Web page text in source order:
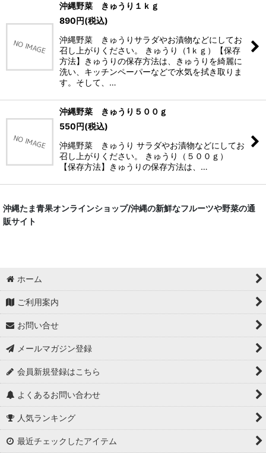
沖縄野菜 きゅうり１ｋｇ
890円(税込)
沖縄野菜 きゅうりサラダやお漬物などにしてお
召し上がりください。 きゅうり（1ｋｇ）【保存
方法】きゅうりの保存方法は、きゅうりを綺麗に
洗い、キッチンペーパーなどで水気を拭き取りま
す。そして、…
沖縄野菜 きゅうり５００ｇ
550円(税込)
沖縄野菜 きゅうり サラダやお漬物などにしてお
召し上がりください。 きゅうり（５００ｇ）
【保存方法】きゅうりの保存方法は、…
沖縄たま青果オンラインショップ/沖縄の新鮮なフルーツや野菜の通
販サイト
ホーム
ご利用案内
お問い合せ
メールマガジン登録
会員新規登録はこちら
よくあるお問い合わせ
人気ランキング
最近チェックしたアイテム